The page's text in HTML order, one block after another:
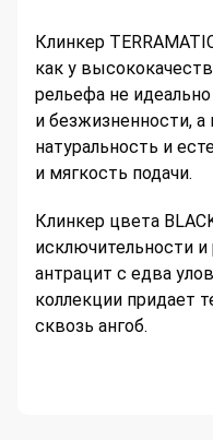
Клинкер
как у
рельефа не
и безжизненности,
натуральность и
и мягкость подачи.
Клинкер цвета
исключительности
антрацит с едва
коллекции придает
сквозь ангоб.